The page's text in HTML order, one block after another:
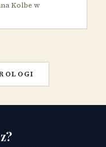
Kolbe w